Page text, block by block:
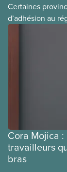
Certaines
d’adhésion au
médicaments.
ces provinces
régime pourrait
Cora Mojica
travailleurs
bras